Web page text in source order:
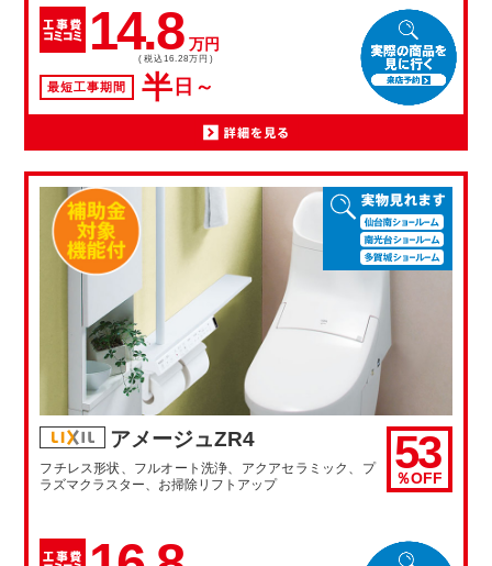
14.8 万円
(税込16.28万円)
最短工事期間 半 日～
53
％OFF
アメージュZR4
フチレス形状、フルオート洗浄、アクアセラミック、プ
ラズマクラスター、お掃除リフトアップ